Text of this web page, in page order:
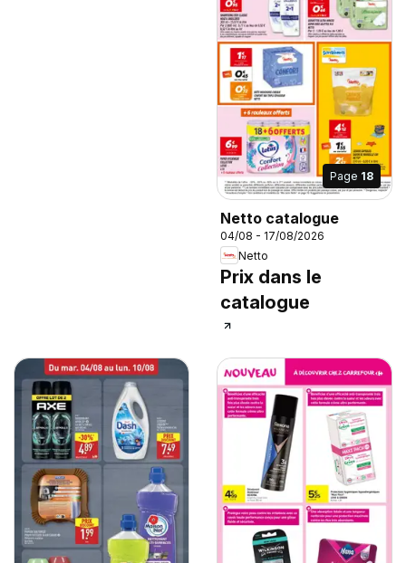
Page 18
Netto catalogue
04/08 - 17/08/2026
Netto
Prix dans le
catalogue